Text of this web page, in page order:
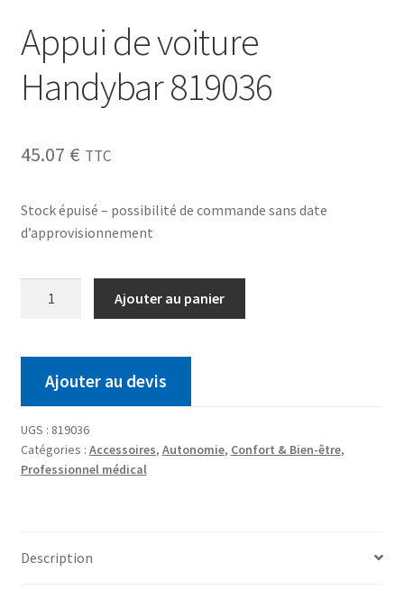
Appui de voiture
Handybar 819036
45.07 € TTC
Stock épuisé – possibilité de commande sans date
d’approvisionnement
Ajouter au panier
Ajouter au devis
UGS : 819036
Catégories : Accessoires, Autonomie, Confort & Bien-être,
Professionnel médical
Description